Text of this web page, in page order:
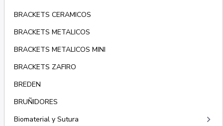
BRACKETS CERAMICOS
BRACKETS METALICOS
BRACKETS METALICOS MINI
BRACKETS ZAFIRO
BREDEN
BRUÑIDORES
Biomaterial y Sutura
keyboard_arrow_right